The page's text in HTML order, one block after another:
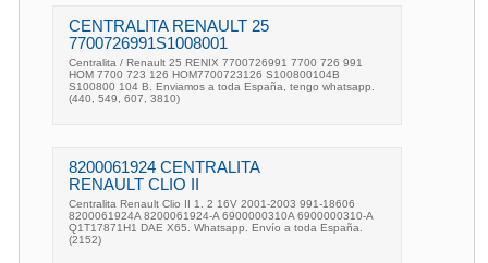
CENTRALITA RENAULT 25
7700726991S1008001
Centralita / Renault 25 RENIX 7700726991 7700 726 991
HOM 7700 723 126 HOM7700723126 S100800104B
S100800 104 B. Enviamos a toda España, tengo whatsapp.
(440, 549, 607, 3810)
8200061924 CENTRALITA
RENAULT CLIO II
Centralita Renault Clio II 1. 2 16V 2001-2003 991-18606
8200061924A 8200061924-A 6900000310A 6900000310-A
Q1T17871H1 DAE X65. Whatsapp. Envío a toda España.
(2152)